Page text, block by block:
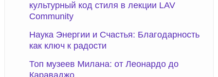
культурный код стиля в лекции LAV
Community
Наука Энергии и Счастья: Благодарность
как ключ к радости
Топ музеев Милана: от Леонардо до